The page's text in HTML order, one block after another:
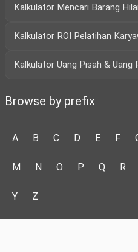
Kalkulator Mencari Barang
Kalkulator ROI Pelatihan
Kalkulator Uang Pisah & Uang
Browse by prefix
A B C D E F
M N O P Q R
Y Z